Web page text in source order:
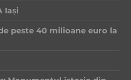
Iași
peste 40 milioane euro la